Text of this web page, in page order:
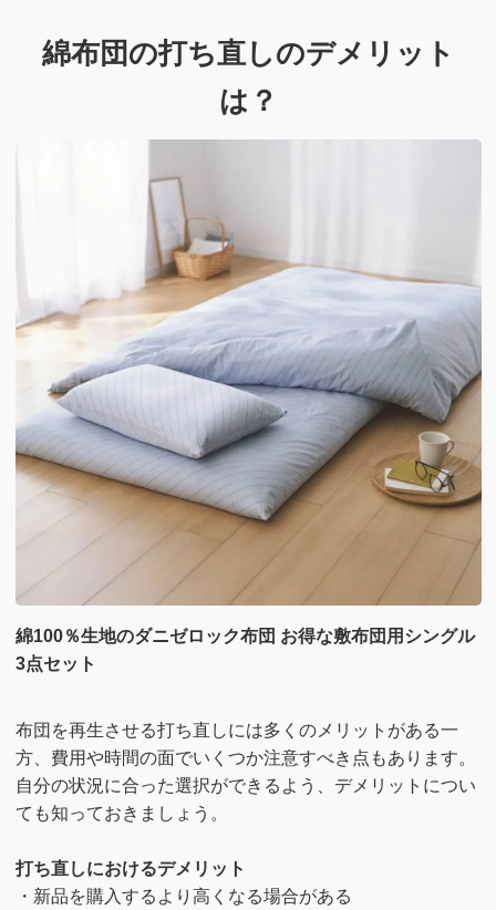
綿布団の打ち直しのデメリット
は？
綿100％生地のダニゼロック布団 お得な敷布団用シングル
3点セット
布団を再生させる打ち直しには多くのメリットがある一
方、費用や時間の面でいくつか注意すべき点もあります。
自分の状況に合った選択ができるよう、デメリットについ
ても知っておきましょう。
打ち直しにおけるデメリット
・新品を購入するより高くなる場合がある